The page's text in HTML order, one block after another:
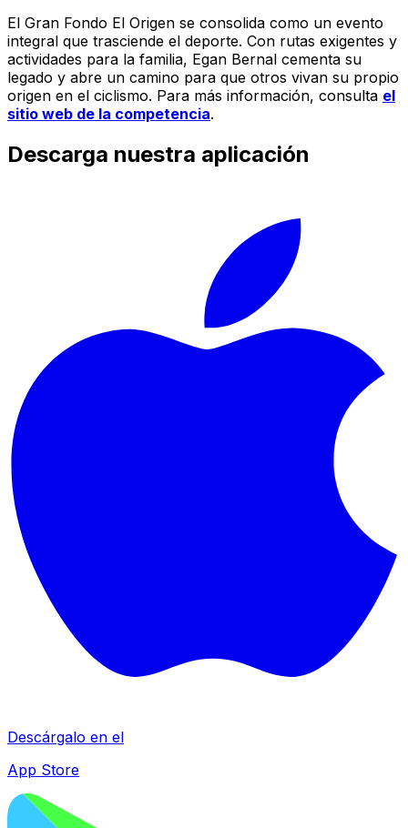
El Gran Fondo El Origen se consolida como un evento
integral que trasciende el deporte. Con rutas exigentes y
actividades para la familia, Egan Bernal cementa su
legado y abre un camino para que otros vivan su propio
origen en el ciclismo. Para más información, consulta el
sitio web de la competencia.
Descarga nuestra aplicación
Descárgalo en el
App Store